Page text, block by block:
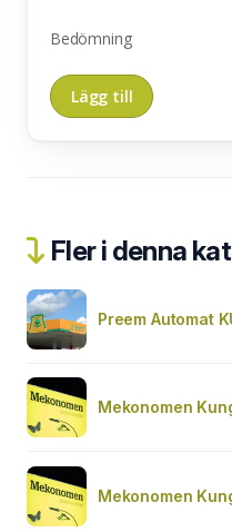
Bedömning
Fler i denna
Preem Automat
Mekonomen
Mekonomen